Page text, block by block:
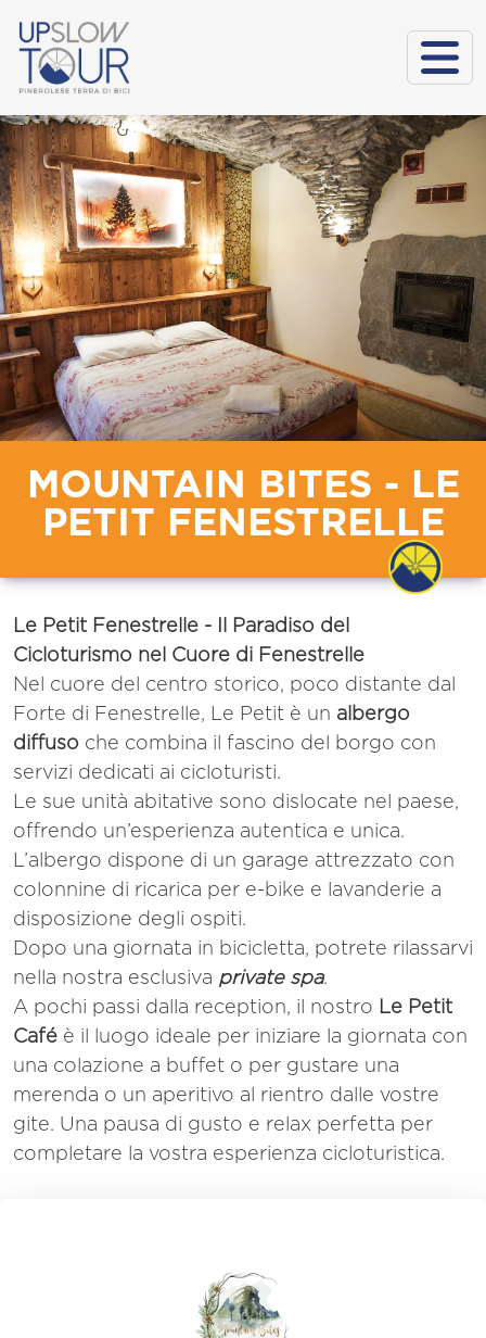
MOUNTAIN BITES - LE
PETIT FENESTRELLE
Le Petit Fenestrelle - Il Paradiso del
Cicloturismo nel Cuore di Fenestrelle
Nel cuore del centro storico, poco distante dal
Forte di Fenestrelle, Le Petit è un albergo
diffuso che combina il fascino del borgo con
servizi dedicati ai cicloturisti.
Le sue unità abitative sono dislocate nel paese,
offrendo un’esperienza autentica e unica.
L’albergo dispone di un garage attrezzato con
colonnine di ricarica per e-bike e lavanderie a
disposizione degli ospiti.
Dopo una giornata in bicicletta, potrete rilassarvi
nella nostra esclusiva private spa.
A pochi passi dalla reception, il nostro Le Petit
Café è il luogo ideale per iniziare la giornata con
una colazione a buffet o per gustare una
merenda o un aperitivo al rientro dalle vostre
gite. Una pausa di gusto e relax perfetta per
completare la vostra esperienza cicloturistica.